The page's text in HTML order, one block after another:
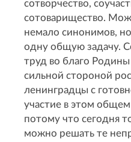
сотворчество,
сотоварищество.
немало синонимов,
одну общую задачу.
труд во благо Родины
сильной стороной
ленинградцы с
участие в этом
потому что сегодня
можно решать те